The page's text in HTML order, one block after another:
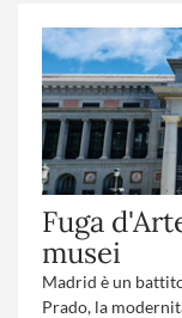
Suppl. partenze:
Fuga
musei
Madrid è un
Prado, la